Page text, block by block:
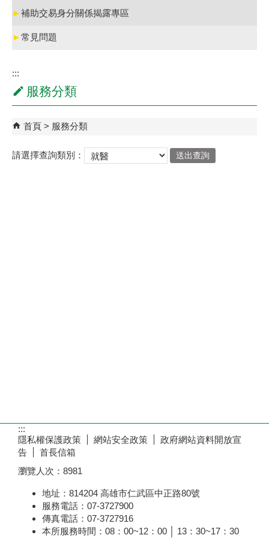
►補助交易身分關係揭露專區
►常見問題
:::
服務分類
首頁 服務分類
請選擇查詢類別：
:::
隱私權保護政策
網站安全政策
政府網站資料開放宣
告
首長信箱
瀏覽人次： 8981
地址：814204 高雄市仁武區中正路80號
服務電話：07-3727900
傳真電話：07-3727916
本所服務時間：08：00~12：00 │ 13：30~17：30